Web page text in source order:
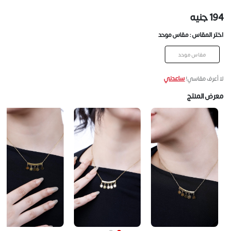
194 جنيه
اختر المقاس :مقاس موحد
مقاس موحد
لا أعرف مقاسي!ساعدني
معرض المنتج